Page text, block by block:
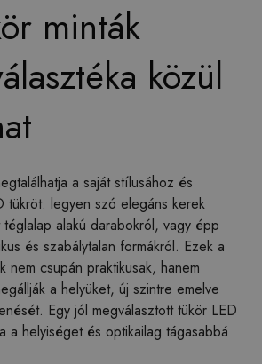
minták
közül
a saját stílusához és
tükröt: legyen szó elegáns kerek
alakú darabokról, vagy épp
és szabálytalan formákról. Ezek a
nem csupán praktikusak, hanem
a helyüket, új szintre emelve
Egy jól megválasztott tükör LED
a helyiséget és optikailag tágasabbá